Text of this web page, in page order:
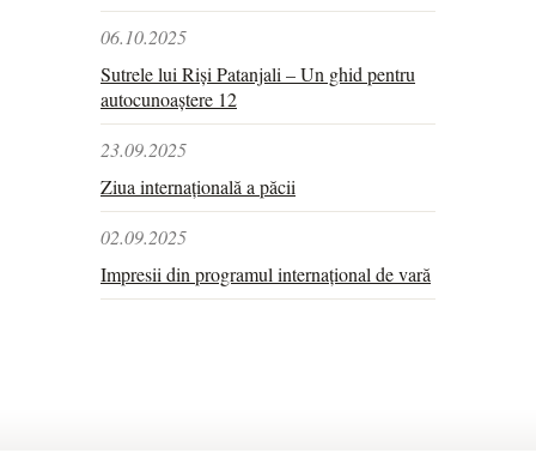
06.10.2025
Sutrele lui Riși Patanjali – Un ghid pentru
autocunoaștere 12
23.09.2025
Ziua internațională a păcii
02.09.2025
Impresii din programul internațional de vară